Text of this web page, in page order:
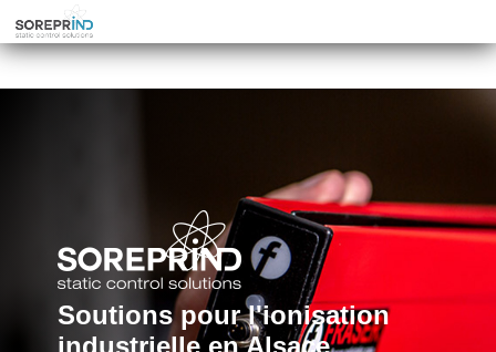
Soutions pour l'ionisation
industrielle en Alsace